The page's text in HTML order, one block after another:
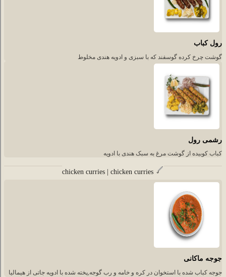
رول کباب
گوشت چرخ کرده گوسفند که با سبزی و ادویه هندی مخلوط
رشمی رول
کباب کوبیده از گوشت مرغ به سبک هندی با ادویه
chicken curries | chicken curries
جوجه ماکانی
جوجه کباب شده با استخوان در کره و خامه و رب گوجه,پخته شده با ادویه جاتی از هیمالیا